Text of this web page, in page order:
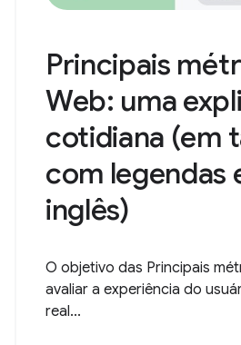
Principais
Web: uma
cotidiana (em
com legendas
inglês)
O objetivo das Principais
avaliar a experiência do
real...